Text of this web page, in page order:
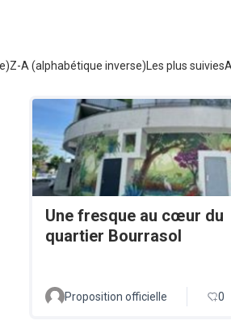
Z-A (alphabétique inverse) Les plus suivies
Une fresque au cœur du
quartier Bourrasol
Proposition officielle 0